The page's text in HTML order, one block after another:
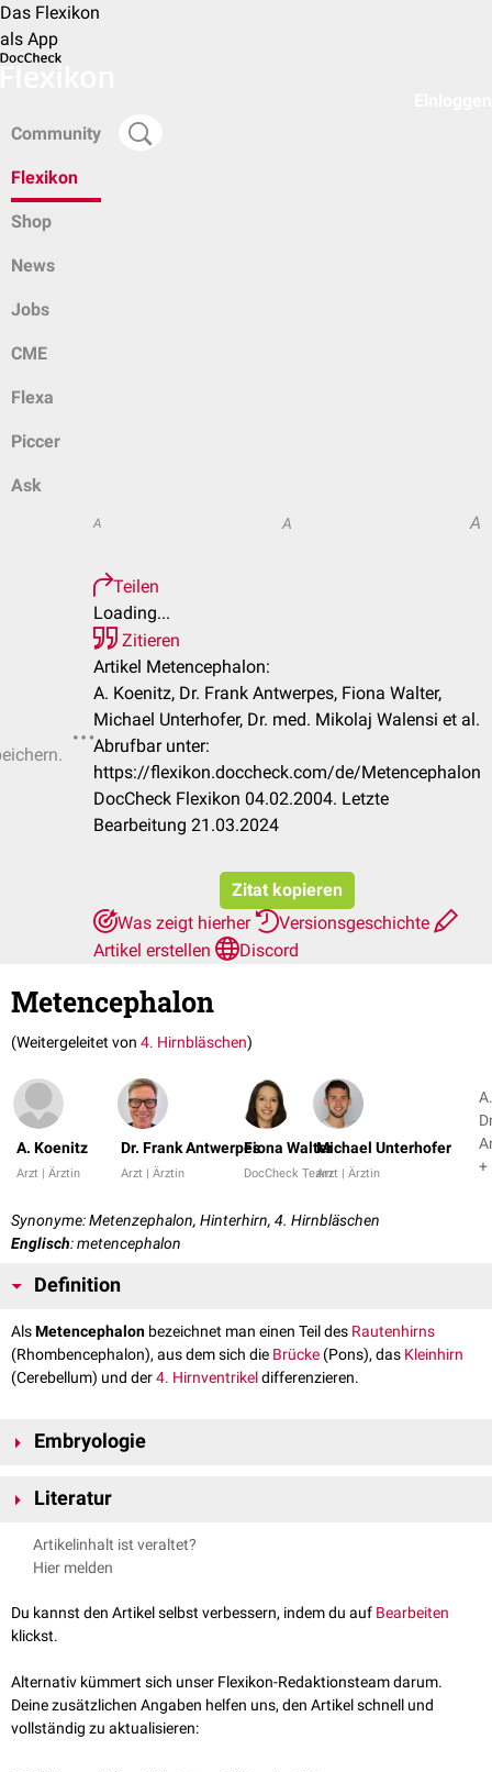
Das Flexikon
als App
Community
Flexikon
Shop
News
Jobs
CME
Flexa
Piccer
Ask
A A A
Teilen
Loading...
Zitieren
Artikel Metencephalon:
A. Koenitz, Dr. Frank Antwerpes, Fiona Walter,
Michael Unterhofer, Dr. med. Mikolaj Walensi et al.
Abrufbar unter:
https://flexikon.doccheck.com/de/Metencephalon
DocCheck Flexikon 04.02.2004. Letzte
Bearbeitung 21.03.2024
Zitat kopieren
Was zeigt hierher
Versionsgeschichte
Artikel erstellen
Discord
Metencephalon
(Weitergeleitet von 4. Hirnbläschen)
A. Koenitz
Arzt | Ärztin
Dr. Frank Antwerpes
Arzt | Ärztin
Fiona Walter
DocCheck Team
Michael Unterhofer
Arzt | Ärztin
+
Synonyme: Metenzephalon, Hinterhirn, 4. Hirnbläschen
Englisch: metencephalon
Definition
AlsMetencephalon bezeichnet man einen Teil des Rautenhirns
(Rhombencephalon), aus dem sich die Brücke (Pons), das Kleinhirn
(Cerebellum) und der4. Hirnventrikeldifferenzieren.
Embryologie
entsteht in der fünften
Entwicklungsmonat entwickelt sich das Metencephalon zur Pons und
zum Cerebellum weiter.
Myelencephalon , aus dem sich schließlich dasverlängerte Rückenmark
(Medulla oblongata) entwickelt.
Derrostrale Anteil des Cerebellums wird zudem vomMittelhirn
(Mesencephalon) gebildet. Die Bildung des Boden des 4. Hirnventrikels
erfolgt anteilig durch das Myelencephalon.
Literatur
Kahle et al.: Taschenatlas Anatomie 3 (Nervensystem und
Sinnesorgane), 10. Auflage, Thieme, 2009
Moini et al.
Embryology
, Epidemiology of Brain and Spinal Tumors,
2021
Artikelinhalt ist veraltet?
Hier melden
Du kannst den Artikel selbst verbessern, indem du auf Bearbeiten
klickst.
Alternativ kümmert sich unser Flexikon-Redaktionsteam darum.
Deine zusätzlichen Angaben helfen uns, den Artikel schnell und
vollständig zu aktualisieren: